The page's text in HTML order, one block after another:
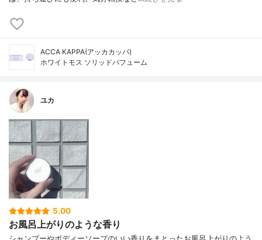
ACCA KAPPA(アッカカッパ)
ホワイトモス ソリッドパフューム
ユカ
5.00
お風呂上がりのような香り